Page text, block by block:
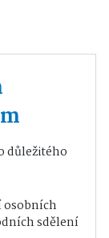
důležitého
osobních
sdělení